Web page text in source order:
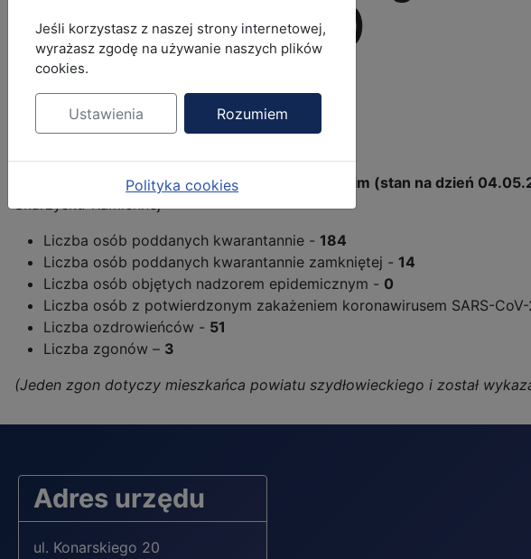
dzień 04.05.2020)
Szczegóły
Autor:Jolanta Jagiełło
Kategoria:Aktualności
Sytuacja epidemiologiczna w powiecie skarżyskim (stan na dzień
Skarżysku-Kamiennej
Liczba osób poddanych kwarantannie - 184
Liczba osób poddanych kwarantannie zamkniętej - 14
Liczba osób objętych nadzorem epidemicznym - 0
Liczba osób z potwierdzonym zakażeniem koronawirusem SARS-CoV-
Liczba ozdrowieńców - 51
Liczba zgonów – 3
(Jeden zgon dotyczy mieszkańca powiatu szydłowieckiego i został
Adres urzędu
ul. Konarskiego 20
MOD_JBCOOKIES_LANG_HEADER_DEFAULT
Jeśli korzystasz z naszej strony internetowej,
wyrażasz zgodę na używanie naszych plików
cookies.
Ustawienia Rozumiem
Polityka cookies